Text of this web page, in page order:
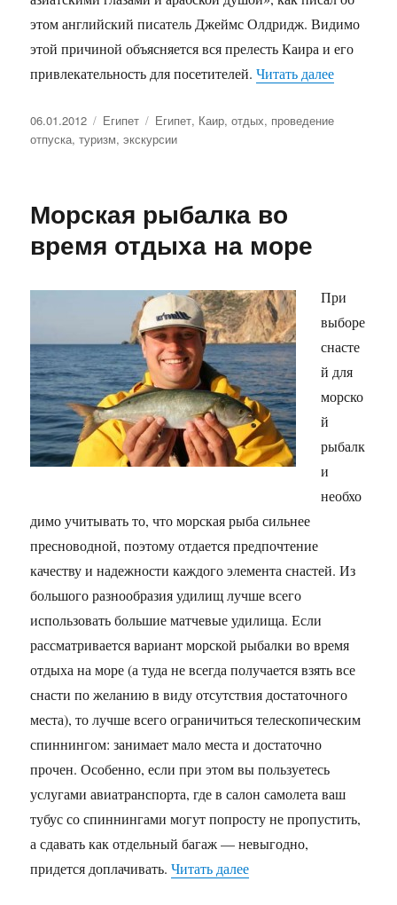
этом английский писатель Джеймс Олдридж. Видимо
этой причиной объясняется вся прелесть Каира и его
привлекательность для посетителей.Читать далее«Каир —
Опубликовано
06.01.2012 Рубрики
Египет Метки
Египет, Каир,отдых, проведение
отпуска,туризм,экскурсии
Морская рыбалка во
время отдыха на море
При
выборе
снасте
й для
морско
й
рыбалк
и
необхо
димо учитывать то, что морская рыба сильнее
пресноводной, поэтому отдается предпочтение
качеству и надежности каждого элемента снастей. Из
большого разнообразия удилищ лучше всего
использовать большие матчевые удилища. Если
рассматривается вариант морской рыбалки во время
отдыха на море (а туда не всегда получается взять все
снасти по желанию в виду отсутствия достаточного
места), то лучше всего ограничиться телескопическим
спиннингом: занимает мало места и достаточно
прочен. Особенно, если при этом вы пользуетесь
услугами авиатранспорта, где в салон самолета ваш
тубус со спиннингами могут попросту не пропустить,
а сдавать как отдельный багаж — невыгодно,
придется доплачивать.Читать далее«Морская рыбалка во